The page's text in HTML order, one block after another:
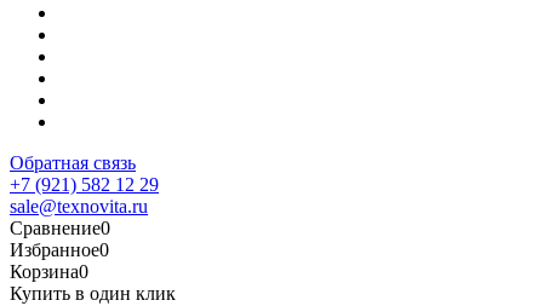
Обратная связь
+7 (921) 582 12 29
sale@texnovita.ru
Сравнение0
Избранное0
Корзина0
Купить в один клик